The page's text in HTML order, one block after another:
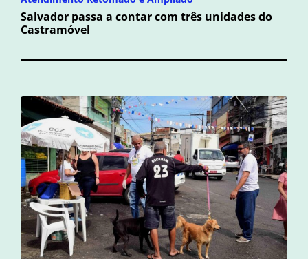
Salvador passa a contar com três unidades do
Castramóvel